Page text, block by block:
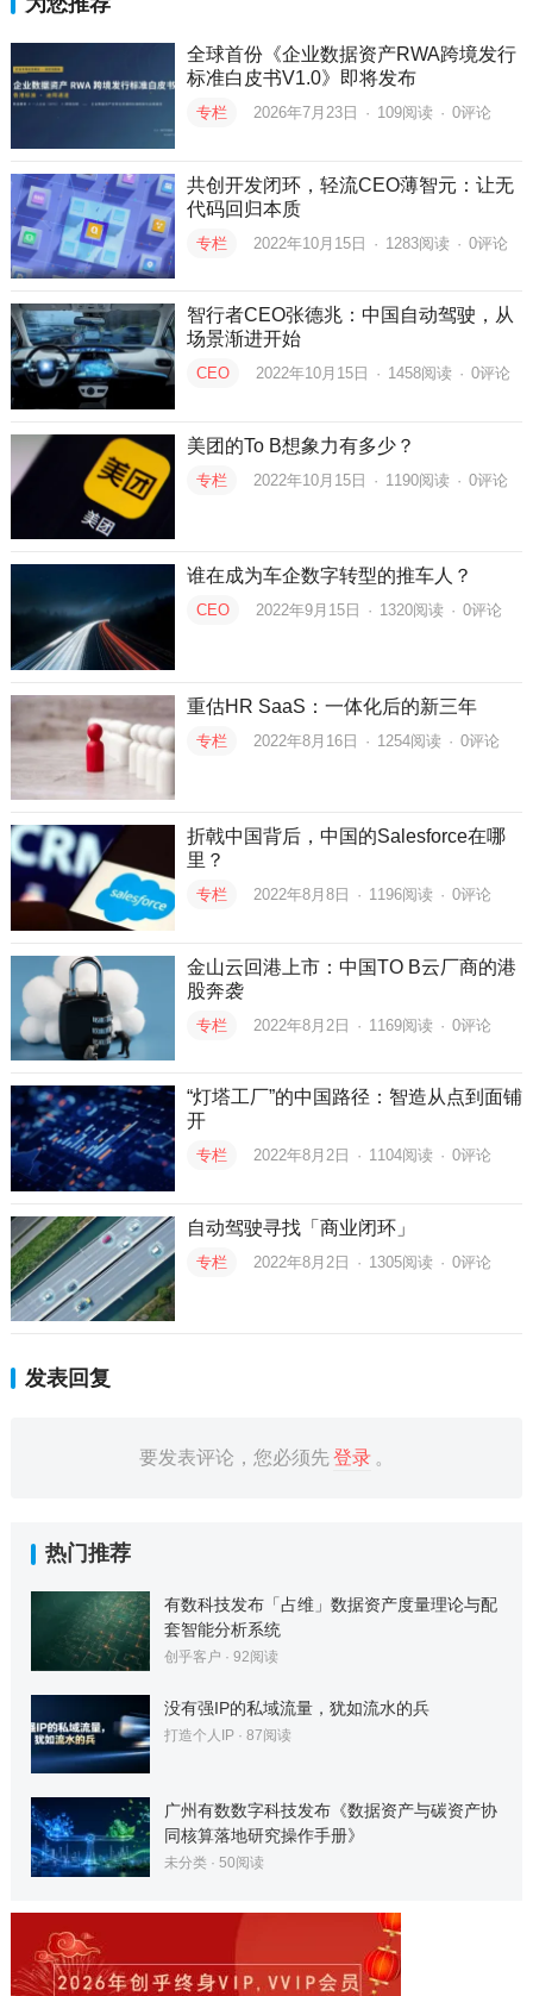
全球首份《企业数据资产RWA跨境发行
标准白皮书V1.0》即将发布
专栏 2026年7月23日 · 109阅读 · 0评论
共创开发闭环，轻流CEO薄智元：让无
代码回归本质
专栏 2022年10月15日 · 1283阅读 · 0评论
智行者CEO张德兆：中国自动驾驶，从
场景渐进开始
CEO 2022年10月15日 · 1458阅读 · 0评论
美团的To B想象力有多少？
专栏 2022年10月15日 · 1190阅读 · 0评论
谁在成为车企数字转型的推车人？
CEO 2022年9月15日 · 1320阅读 · 0评论
重估HR SaaS：一体化后的新三年
专栏 2022年8月16日 · 1254阅读 · 0评论
折戟中国背后，中国的Salesforce在哪
里？
专栏 2022年8月8日 · 1196阅读 · 0评论
金山云回港上市：中国TO B云厂商的港
股奔袭
专栏 2022年8月2日 · 1169阅读 · 0评论
“灯塔工厂”的中国路径：智造从点到面铺
开
专栏 2022年8月2日 · 1104阅读 · 0评论
自动驾驶寻找「商业闭环」
专栏 2022年8月2日 · 1305阅读 · 0评论
发表回复
要发表评论，您必须先登录 。
热门推荐
有数科技发布「占维」数据资产度量理论与配
套智能分析系统
创乎客户 · 92阅读
没有强IP的私域流量，犹如流水的兵
打造个人IP· 87阅读
广州有数数字科技发布《数据资产与碳资产协
同核算落地研究操作手册》
未分类· 50阅读